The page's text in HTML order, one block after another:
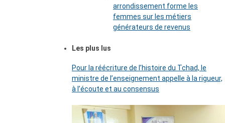
arrondissement forme les
femmes sur les métiers
générateurs de revenus
Les plus lus
Pour la réécriture de l’histoire du Tchad, le
ministre de l’enseignement appelle à la rigueur,
à l’écoute et au consensus